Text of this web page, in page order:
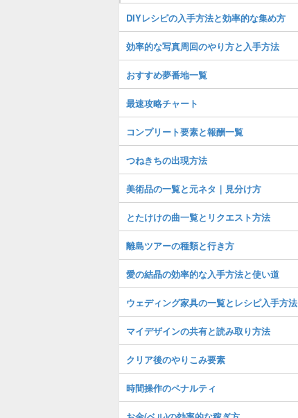
DIYレシピの入手方法と効率的な集め方
効率的な写真周回のやり方と入手方法
おすすめ夢番地一覧
最速攻略チャート
コンプリート要素と報酬一覧
つねきちの出現方法
美術品の一覧と元ネタ｜見分け方
とたけけの曲一覧とリクエスト方法
離島ツアーの種類と行き方
愛の結晶の効率的な入手方法と使い道
ウェディング家具の一覧とレシピ入手方法
マイデザインの共有と読み取り方法
クリア後のやりこみ要素
時間操作のペナルティ